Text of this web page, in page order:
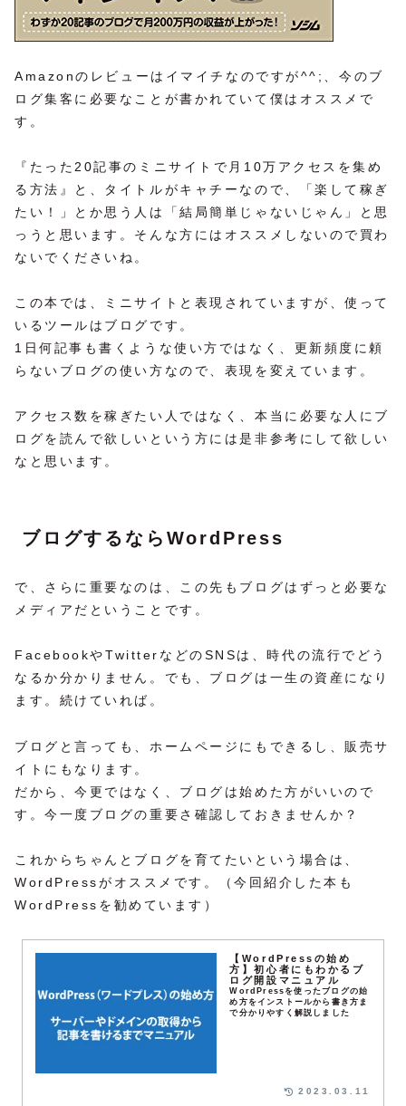
Amazonのレビューはイマイチなのですが^^;、今のブ
ログ集客に必要なことが書かれていて僕はオススメで
す。
『たった20記事のミニサイトで月10万アクセスを集め
る方法』と、タイトルがキャチーなので、「楽して稼ぎ
たい！」とか思う人は「結局簡単じゃないじゃん」と思
っうと思います。そんな方にはオススメしないので買わ
ないでくださいね。
この本では、ミニサイトと表現されていますが、使って
いるツールはブログです。
1日何記事も書くような使い方ではなく、更新頻度に頼
らないブログの使い方なので、表現を変えています。
アクセス数を稼ぎたい人ではなく、本当に必要な人にブ
ログを読んで欲しいという方には是非参考にして欲しい
なと思います。
ブログするならWordPress
で、さらに重要なのは、この先もブログはずっと必要な
メディアだということです。
FacebookやTwitterなどのSNSは、時代の流行でどう
なるか分かりません。でも、ブログは一生の資産になり
ます。続けていれば。
ブログと言っても、ホームページにもできるし、販売サ
イトにもなります。
だから、今更ではなく、ブログは始めた方がいいので
す。今一度ブログの重要さ確認しておきませんか？
これからちゃんとブログを育てたいという場合は、
WordPressがオススメです。（今回紹介した本も
WordPressを勧めています）
【WordPressの始め
方】初心者にもわかるブ
ログ開設マニュアル
WordPressを使ったブログの始
め方をインストールから書き方ま
で分かりやすく解説しました
2023.03.11